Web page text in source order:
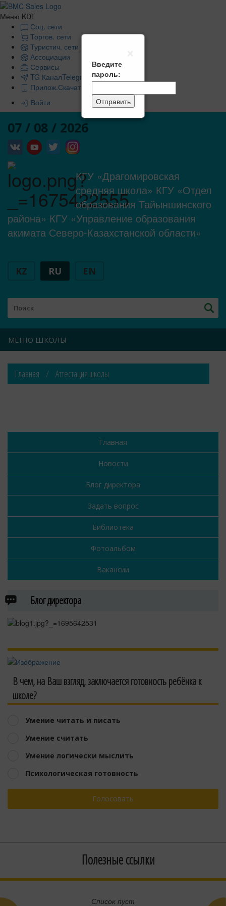
Меню KDT
Соц. сети
Торгов. сети
Туристич. сети
Ассоциации
Сервисы
TG КаналTelegram Канал
Прилож.Скачать мобильное приложение
Войти
07 / 08 / 2026
КГУ «Драгомировская
средняя школа» КГУ «Отдел
образования Тайыншинского
района» КГУ «Управление образования
акимата Северо-Казахстанской области»
KZ RU EN
МЕНЮ ШКОЛЫ
Главная Аттестация школы
Введите
пароль:
Отправить
Главная
Новости
Блог директора
Задать вопрос
Библиотека
Фотоальбом
Вакансии
Блог директора
В чем, на Ваш взгляд, заключается готовность ребёнка к
школе?
Умение читать и писать
Умение считать
Умение логически мыслить
Психологическая готовность
Голосовать
Полезные ссылки
Список пуст